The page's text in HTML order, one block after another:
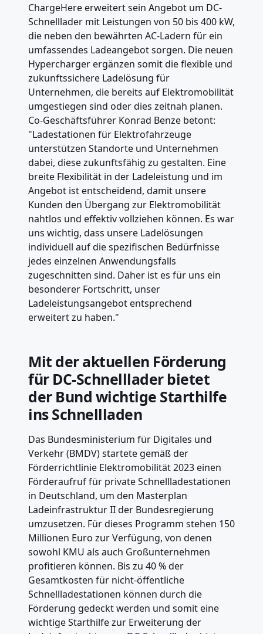
ChargeHere erweitert sein Angebot um DC-
Schnelllader mit Leistungen von 50 bis 400 kW,
die neben den bewährten AC-Ladern für ein
umfassendes Ladeangebot sorgen. Die neuen
Hypercharger ergänzen somit die flexible und
zukunftssichere Ladelösung für
Unternehmen, die bereits auf Elektromobilität
umgestiegen sind oder dies zeitnah planen.
Co-Geschäftsführer Konrad Benze betont:
"Ladestationen für Elektrofahrzeuge
unterstützen Standorte und Unternehmen
dabei, diese zukunftsfähig zu gestalten. Eine
breite Flexibilität in der Ladeleistung und im
Angebot ist entscheidend, damit unsere
Kunden den Übergang zur Elektromobilität
nahtlos und effektiv vollziehen können. Es war
uns wichtig, dass unsere Ladelösungen
individuell auf die spezifischen Bedürfnisse
jedes einzelnen Anwendungsfalls
zugeschnitten sind. Daher ist es für uns ein
besonderer Fortschritt, unser
Ladeleistungsangebot entsprechend
erweitert zu haben."
Mit der aktuellen Förderung
für DC-Schnelllader bietet
der Bund wichtige Starthilfe
ins Schnellladen
Das Bundesministerium für Digitales und
Verkehr (BMDV) startete gemäß der
Förderrichtlinie Elektromobilität 2023 einen
Förderaufruf für private Schnellladestationen
in Deutschland, um den Masterplan
Ladeinfrastruktur II der Bundesregierung
umzusetzen. Für dieses Programm stehen 150
Millionen Euro zur Verfügung, von denen
sowohl KMU als auch Großunternehmen
profitieren können. Bis zu 40 % der
Gesamtkosten für nicht-öffentliche
Schnellladestationen können durch die
Förderung gedeckt werden und somit eine
wichtige Starthilfe zur Erweiterung der